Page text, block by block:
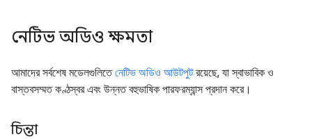
নেটিভ অডিও ক্ষমতা
আমাদের সর্বশেষ মডেলগুলিতেনেটিভ অডিও আউটপুটরয়েছে, যা স্বাভাবিক ও
বাস্তবসম্মত কণ্ঠস্বর এবং উন্নত বহুভাষিক পারফরম্যান্স প্রদান করে।
চিন্তা